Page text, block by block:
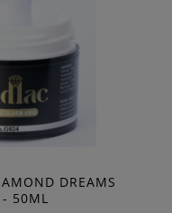
DREAMS
50ML